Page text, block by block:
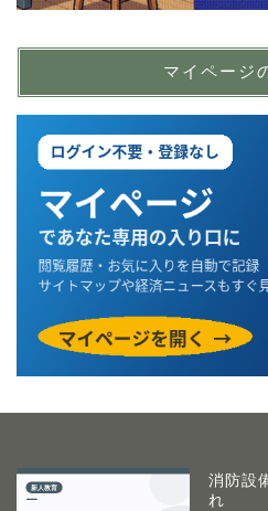
マイページ
消防設
れ